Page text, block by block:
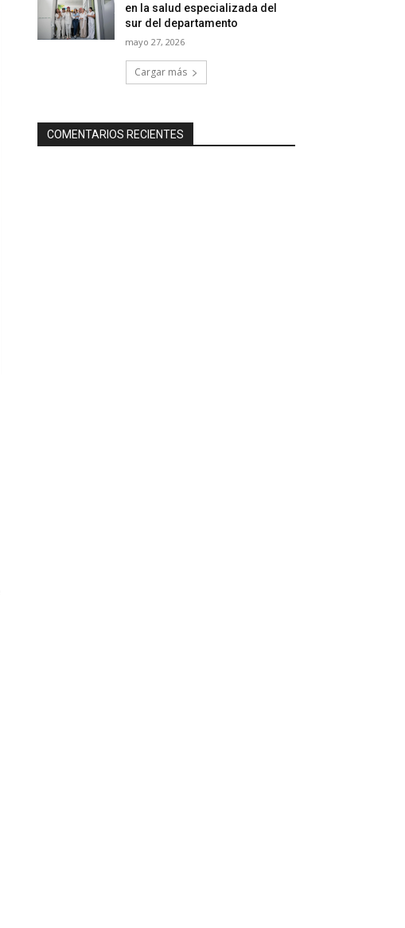
en la salud especializada del
sur del departamento
mayo 27, 2026
Cargar más
COMENTARIOS RECIENTES